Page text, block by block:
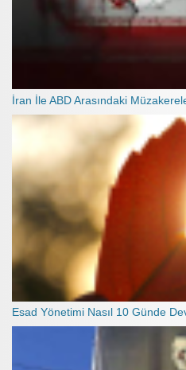
İran İle ABD Arasındaki
Esad Yönetimi Nasıl 10 Günde